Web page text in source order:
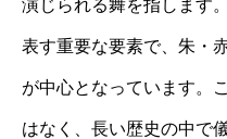
演じられる舞を指します
表す重要な要素で、朱・
が中心となっています。
はなく、長い歴史の中で